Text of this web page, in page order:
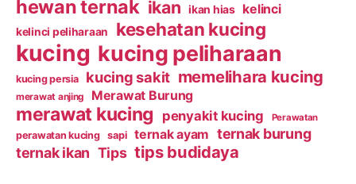
hewan ternak ikan ikan hias kelinci
kelinci peliharaan kesehatan kucing
kucing kucing peliharaan
kucing persia kucing sakit memelihara kucing
merawat anjing Merawat Burung
merawat kucing penyakit kucing Perawatan
perawatan kucing sapi ternak ayam ternak burung
ternak ikan Tips tips budidaya